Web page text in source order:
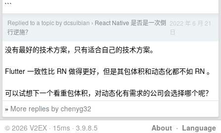
```
Replied to a topic by dcsuibian › React Native 是否是一次倒
行逆施？
2022 年 6 月 21
日
没有最好的技术方案，只有适合自己的技术方案。
Flutter 一致性比 RN 做得更好，但是其包体积和动态化都不如 RN 。
可以试想下一个看重包体积，对动态化有需求的公司会选择哪个呢？
» More replies by chenyg32
About · Language
© 2026 V2EX · 15ms · 3.9.8.5